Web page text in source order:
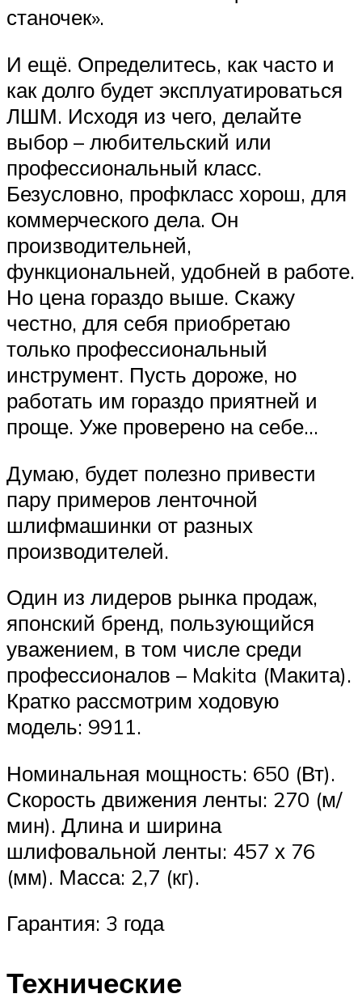
станочек».
И ещё. Определитесь, как часто и
как долго будет эксплуатироваться
ЛШМ. Исходя из чего, делайте
выбор – любительский или
профессиональный класс.
Безусловно, профкласс хорош, для
коммерческого дела. Он
производительней,
функциональней, удобней в работе.
Но цена гораздо выше. Скажу
честно, для себя приобретаю
только профессиональный
инструмент. Пусть дороже, но
работать им гораздо приятней и
проще. Уже проверено на себе…
Думаю, будет полезно привести
пару примеров ленточной
шлифмашинки от разных
производителей.
Один из лидеров рынка продаж,
японский бренд, пользующийся
уважением, в том числе среди
профессионалов – Makita (Макита).
Кратко рассмотрим ходовую
модель: 9911.
Номинальная мощность: 650 (Вт).
Скорость движения ленты: 270 (м/
мин). Длина и ширина
шлифовальной ленты: 457 х 76
(мм). Масса: 2,7 (кг).
Гарантия: 3 года
Технические